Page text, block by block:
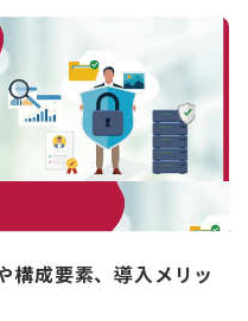
構成要素、導入メリッ